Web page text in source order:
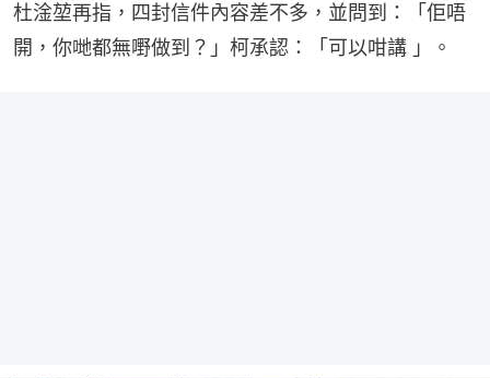
杜淦堃再指，四封信件內容差不多，並問到：「佢唔
開，你哋都無嘢做到？」柯承認：「可以咁講 」。